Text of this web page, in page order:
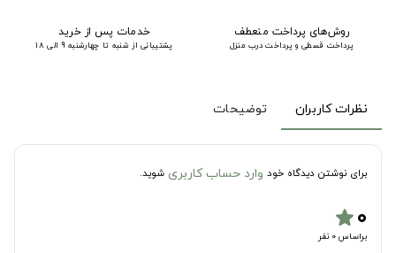
روش‌های پرداخت منعطف
پرداخت قسطی و پرداخت درب منزل
خدمات پس از خرید
پشتیبانی از شنبه تا چهارشنبه 9 الی 18
نظرات کاربران توضیحات
برای نوشتن دیدگاه خود وارد حساب کاربری شوید.
۰star
براساس 0 نفر